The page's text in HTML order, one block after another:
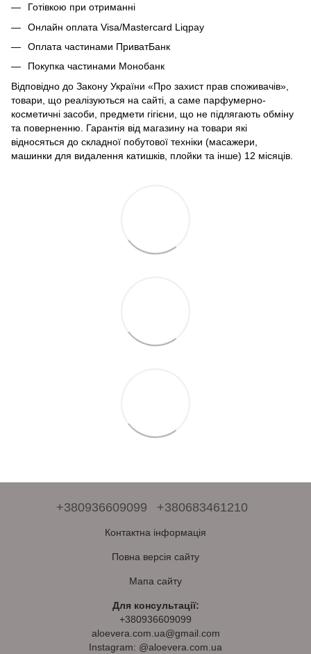
Готівкою при отриманні
Онлайн оплата Visa/Mastercard Liqpay
Оплата частинами ПриватБанк
Покупка частинами Монобанк
Відповідно до Закону України «Про захист прав споживачів»,
товари, що реалізуються на сайті, а саме парфумерно-
косметичні засоби, предмети гігієни, що не підлягають обміну
та поверненню. Гарантія від магазину на товари які
відносяться до складної побутової техніки (масажери,
машинки для видалення катишків, плойки та інше) 12 місяців.
+380936609099 +380683461210
Контактна інформація
Повна версія сайту
Мапа сайту
Для консультації:
+380936609099
aloevera.com.ua@gmail.com
Instagram: @aloevera.com.ua